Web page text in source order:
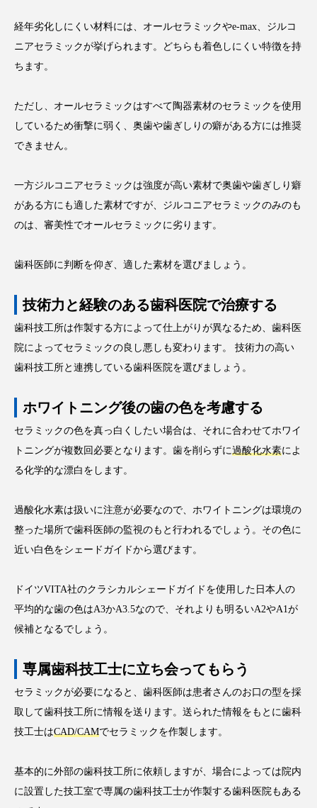
経年劣化しにくい材料には、オールセラミックやe-max、ジルコ
ニアセラミックが挙げられます。どちらも着色しにくい特徴を持
ちます。
ただし、オールセラミックはすべて陶器素材のセラミックを使用
しているため衝撃に弱く、奥歯や歯ぎしりの癖がある方には推奨
できません。
一方ジルコニアセラミックは強度が高い素材で奥歯や歯ぎしり癖
がある方にも適した素材ですが、ジルコニアセラミックのみのも
のは、審美性でオールセラミックに劣ります。
歯科医師に判断を仰ぎ、適した素材を選びましょう。
技術力と経験のある歯科医院で治療する
歯科技工所は作製する方によって仕上がりが異なるため、歯科医
院によってセラミックの良し悪しも変わります。 技術力の高い
歯科技工所と連携している歯科医院を選びましょう。
ホワイトニング後の歯の色を考慮する
セラミックの色を真っ白くしたい場合は、それに合わせてホワイ
トニングが複数回必要となります。歯を削らずに過酸化水素によ
る化学的な漂白をします。
過酸化水素は扱いに注意が必要なので、ホワイトニングは環境の
整った場所で歯科医師の監視のもと行われるでしょう。その色に
近い白色をシェードガイドから選びます。
ドイツVITA社のクラシカルシェードガイドを使用した日本人の
平均的な歯の色はA3かA3.5なので、それよりも明るいA2やA1が
候補となるでしょう。
専属歯科技工士に立ち会ってもらう
セラミックが必要になると、歯科医師は患者さんのお口の型を採
取して歯科技工所に情報を送ります。送られた情報をもとに歯科
技工士はCAD/CAMでセラミックを作製します。
基本的に外部の歯科技工所に依頼しますが、場合によっては院内
に設置した技工室で専属の歯科技工士が作製する歯科医院もある